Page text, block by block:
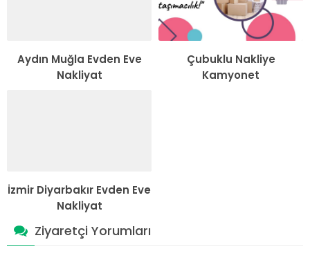
Aydın Muğla Evden Eve
Nakliyat
Çubuklu Nakliye
Kamyonet
İzmir Diyarbakır Evden Eve
Nakliyat
Ziyaretçi Yorumları